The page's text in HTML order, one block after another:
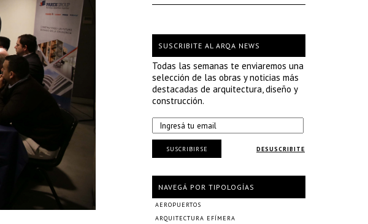
SUSCRIBITE AL ARQA NEWS
Todas las semanas te enviaremos una
selección de las obras y noticias más
destacadas de arquitectura, diseño y
construcción.
DESUSCRIBITE
SUSCRIBIRSE
NAVEGÁ POR TIPOLOGÍAS
AEROPUERTOS
ARQUITECTURA EFÍMERA